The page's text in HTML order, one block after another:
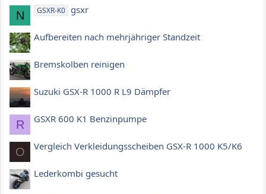
N GSXR-K0 gsxr
Aufbereiten nach mehrjähriger Standzeit
Bremskolben reinigen
Suzuki GSX-R 1000 R L9 Dämpfer
R GSXR 600 K1 Benzinpumpe
O Vergleich Verkleidungsscheiben GSX-R 1000 K5/K6
Lederkombi gesucht